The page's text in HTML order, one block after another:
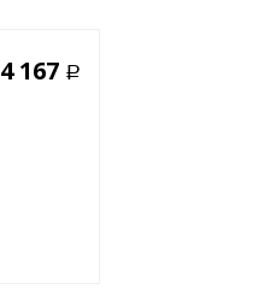
4 167 Р